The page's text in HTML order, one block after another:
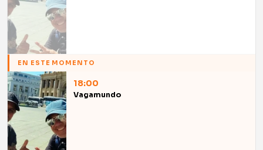
EN ESTE MOMENTO
18:00
Vagamundo